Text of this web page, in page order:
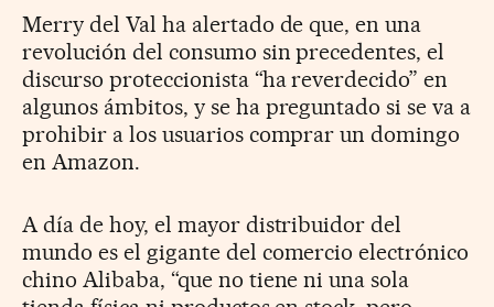
Merry del Val ha alertado de que, en una
revolución del consumo sin precedentes, el
discurso proteccionista “ha reverdecido” en
algunos ámbitos, y se ha preguntado si se va a
prohibir a los usuarios comprar un domingo
en Amazon.
A día de hoy, el mayor distribuidor del
mundo es el gigante del comercio electrónico
chino Alibaba, “que no tiene ni una sola